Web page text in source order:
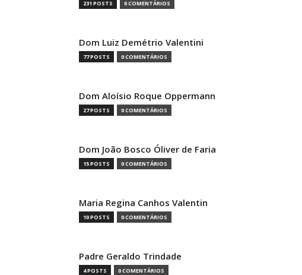
231 POSTS 0 COMENTÁRIOS
Dom Luiz Demétrio Valentini
77 POSTS 0 COMENTÁRIOS
Dom Aloísio Roque Oppermann
27 POSTS 0 COMENTÁRIOS
Dom João Bosco Óliver de Faria
15 POSTS 0 COMENTÁRIOS
Maria Regina Canhos Valentin
10 POSTS 0 COMENTÁRIOS
Padre Geraldo Trindade
4 POSTS 0 COMENTÁRIOS